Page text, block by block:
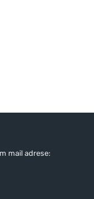
mail adrese: